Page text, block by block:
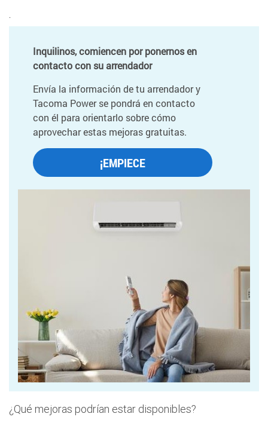
.
Inquilinos, comiencen por ponernos en
contacto con su arrendador
Envía la información de tu arrendador y
Tacoma Power se pondrá en contacto
con él para orientarlo sobre cómo
aprovechar estas mejoras gratuitas.
¡EMPIECE
¿Qué mejoras podrían estar disponibles?